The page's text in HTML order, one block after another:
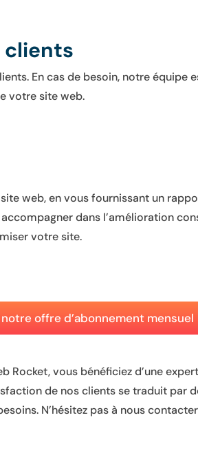
clients
En cas de besoin, notre
votre site web.
web, en vous fournissant un
dans l’amélioration
votre site.
offre d’abonnement mensuel
vous bénéficiez d’une
de nos clients se traduit par
N’hésitez pas à nous